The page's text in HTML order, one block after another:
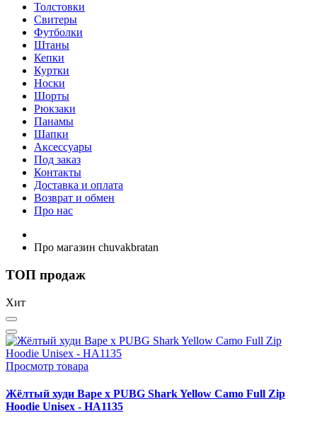
Толстовки
Свитеры
Футболки
Штаны
Кепки
Куртки
Носки
Шорты
Рюкзаки
Панамы
Шапки
Аксессуары
Под заказ
Контакты
Доставка и оплата
Возврат и обмен
Про нас
Про магазин chuvakbratan
ТОП продаж
Хит
Просмотр товара
Жёлтый худи Bape x PUBG Shark Yellow Camo Full Zip
Hoodie Unisex - HA1135